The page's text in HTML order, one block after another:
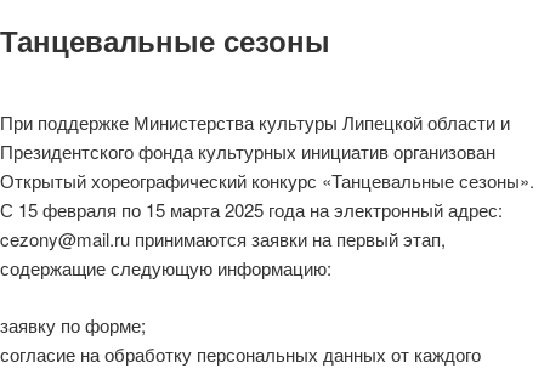
Танцевальные сезоны
При поддержке Министерства культуры Липецкой области и
Президентского фонда культурных инициатив организован
Открытый хореографический конкурс «Танцевальные сезоны».
С 15 февраля по 15 марта 2025 года на электронный адрес:
cezony@mail.ru принимаются заявки на первый этап,
содержащие следующую информацию:
заявку по форме;
согласие на обработку персональных данных от каждого